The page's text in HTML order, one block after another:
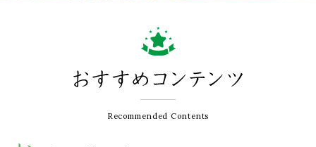
Recommended Contents